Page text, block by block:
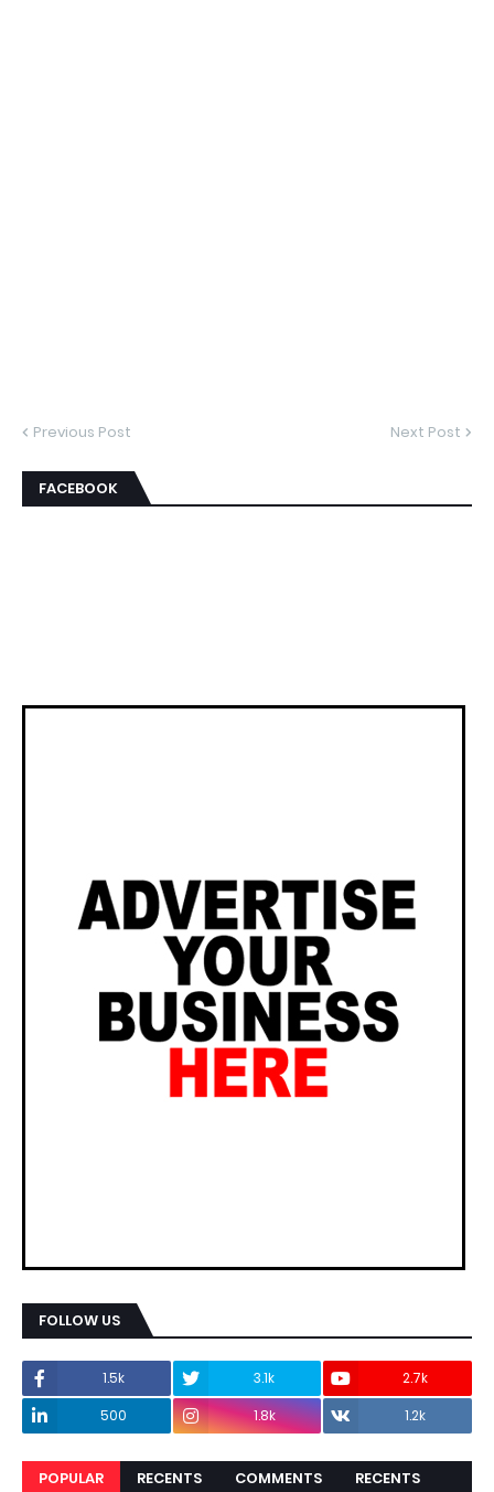
Previous Post Next Post
FACEBOOK
FOLLOW US
1.5k 3.1k
2.7k
500
1.8k 1.2k
POPULAR RECENTS COMMENTS RECENTS